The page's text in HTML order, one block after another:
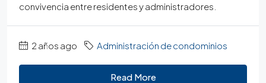
convivencia entre residentes y administradores.
2 años ago Administración de condominios
Read More